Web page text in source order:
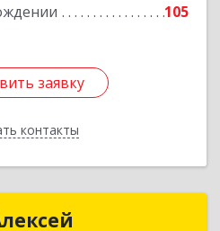
105
заявку
контакты
заявку
Назад
Алексей